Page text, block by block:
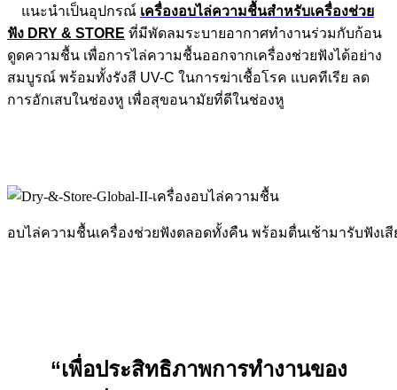
แนะนำเป็นอุปกรณ์ เครื่องอบไล่ความชื้นสำหรับเครื่องช่วย
ฟัง DRY & STORE ที่มีพัดลมระบายอากาศทำงานร่วมกับก้อน
ดูดความชื้น เพื่อการไล่ความชื้นออกจากเครื่องช่วยฟังได้อย่าง
สมบูรณ์ พร้อมทั้งรังสี UV-C ในการฆ่าเชื้อโรค แบคทีเรีย ลด
การอักเสบในช่องหู เพื่อสุขอนามัยที่ดีในช่องหู
อบไล่ความชื้นเครื่องช่วยฟังตลอดทั้งคืน พร้อมตื่นเช้ามารับฟังเ
“เพื่อประสิทธิภาพการทำงานของ